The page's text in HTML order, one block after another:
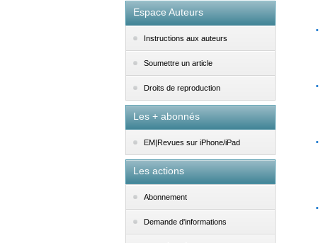
Espace Auteurs
Instructions aux auteurs
Soumettre un article
Droits de reproduction
Les + abonnés
EM|Revues sur iPhone/iPad
Les actions
Abonnement
Demande d'informations
·
·
·
·